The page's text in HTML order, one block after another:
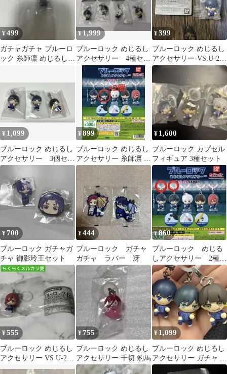
¥499
ガチャガチャ ブルーロ
ック 糸師凛 めじるしア
¥1,999
ブルーロック めじるし
アクセサリー 4種セッ
ト(セミコンプ)
¥399
ブルーロック めじるし
アクセサリー-VS.U-20
JAPAN- 潔世一
¥ 1,099
ブルーロック めじるし
アクセサリー 3個セッ
ト
¥899
ブルーロック めじるし
アクセサリー 糸師凛 2
個セット
¥ 1,600
ブルーロック カプセル
フィギュア 3種セット
¥ 700
ブルーロック ガチャガ
チャ 御影玲王セット
¥444
ブルーロック ガチャ
ガチャ ラバー 冴
¥860
ブルーロック めじる
しアクセサリー 2種セ
ット
¥555
ブルーロック めじるし
アクセサリー VS U-20
JAPAN 千切豹馬
¥755
ブルーロック めじるし
アクセサリー 千切 豹馬
¥ 1,099
ブルーロック めじるし
アクセサリー ガチャ 3
点セット